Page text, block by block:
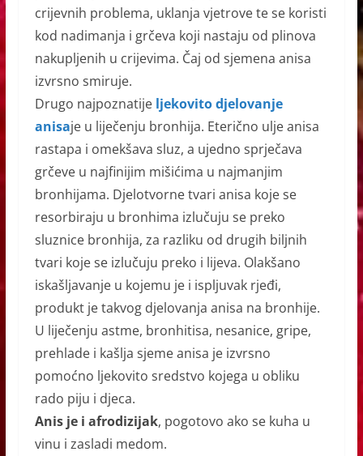
crijevnih problema, uklanja vjetrove te se koristi
kod nadimanja i grčeva koji nastaju od plinova
nakupljenih u crijevima. Čaj od sjemena anisa
izvrsno smiruje.
Drugo najpoznatije ljekovito djelovanje
anisaje u liječenju bronhija. Eterično ulje anisa
rastapa i omekšava sluz, a ujedno sprječava
grčeve u najfinijim mišićima u najmanjim
bronhijama. Djelotvorne tvari anisa koje se
resorbiraju u bronhima izlučuju se preko
sluznice bronhija, za razliku od drugih biljnih
tvari koje se izlučuju preko i lijeva. Olakšano
iskašljavanje u kojemu je i ispljuvak rjeđi,
produkt je takvog djelovanja anisa na bronhije.
U liječenju astme, bronhitisa, nesanice, gripe,
prehlade i kašlja sjeme anisa je izvrsno
pomoćno ljekovito sredstvo kojega u obliku
rado piju i djeca.
Anis je i afrodizijak, pogotovo ako se kuha u
vinu i zasladi medom.